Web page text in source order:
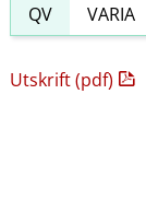
QV VARIA
Utskrift (pdf)